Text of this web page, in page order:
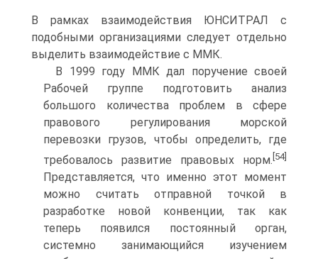
В рамках взаимодействия ЮНСИТРАЛ с
подобными организациями следует отдельно
выделить взаимодействие с ММК.
В 1999 году ММК дал поручение своей
Рабочей группе подготовить анализ
большого количества проблем в сфере
правового регулирования морской
перевозки грузов, чтобы определить, где
требовалось развитие правовых норм. [54]
Представляется, что именно этот момент
можно считать отправной точкой в
разработке новой конвенции, так как
теперь появился постоянный орган,
системно занимающийся изучением